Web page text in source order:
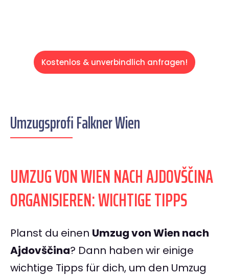
Kostenlos & unverbindlich anfragen!
Umzugsprofi Falkner Wien
UMZUG VON WIEN NACH AJDOVŠČINA
ORGANISIEREN: WICHTIGE TIPPS
Planst du einen Umzug von Wien nach
Ajdovščina? Dann haben wir einige
wichtige Tipps für dich, um den Umzug